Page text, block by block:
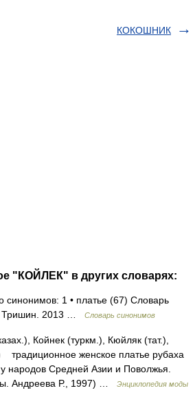
КОКОШНИК
"КОЙЛЕК" в других словарях:
синонимов: 1 • платье (67) Словарь
Тришин. 2013 …
Словарь синонимов
Койнек (туркм.), Кюйляк (тат.),
традиционное женское платье рубаха
народов Средней Азии и Поволжья.
Андреева Р., 1997) …
Энциклопедия моды